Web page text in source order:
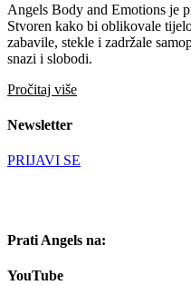
Angels Body and Emotions je
Stvoren kako bi oblikovale
zabavile, stekle i zadržale
snazi i slobodi.
Pročitaj više
Newsletter
PRIJAVI SE
Prati Angels na:
YouTube